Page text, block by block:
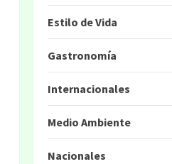
Estilo de Vida
Gastronomía
Internacionales
Medio Ambiente
Nacionales